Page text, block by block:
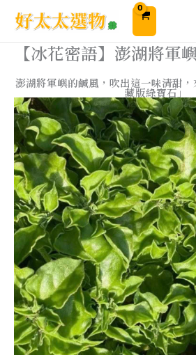
內 【冰花密語】澎湖將軍
澎湖將軍嶼的鹹風，吹出這一味清甜
藏版綠寶石」